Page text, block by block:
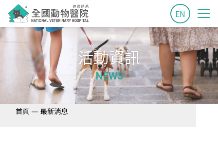
EN
活動資訊
NEWS
首頁 — 最新消息